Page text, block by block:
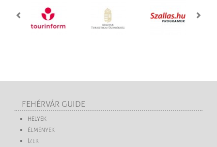
FEHÉRVÁR GUIDE
HELYEK
ÉLMÉNYEK
ÍZEK